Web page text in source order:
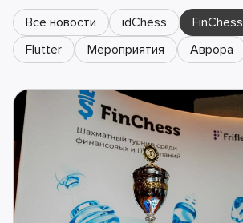
Все новости idChess FinChess
Flutter
Мероприятия Аврора